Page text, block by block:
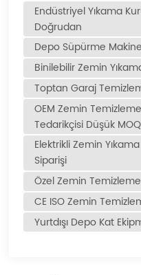
Endüstriyel Yıkama
Doğrudan
Depo Süpürme
Binilebilir Zemin
Toptan Garaj
OEM Zemin
Tedarikçisi Düşük MOQ
Elektrikli Zemin
Siparişi
Özel Zemin
CE ISO Zemin
Yurtdışı Depo Kat